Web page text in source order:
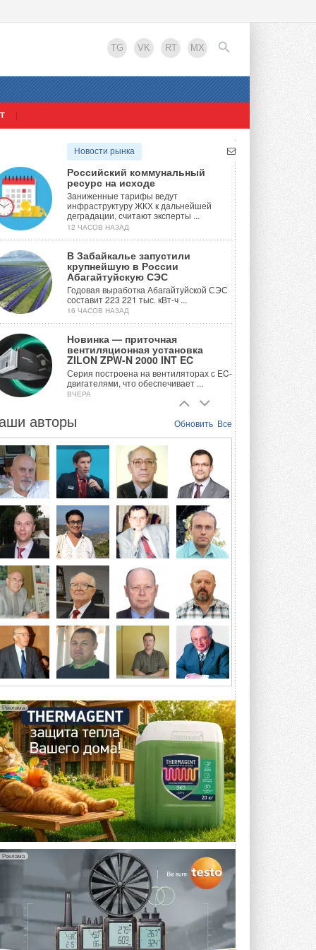
TG VK RT MX
EN
Новости рынка
Российский коммунальный
ресурс на исходе
Заниженные тарифы ведут
инфраструктуру ЖКХ к дальнейшей
деградации, считают эксперты ...
12 ЧАСОВ НАЗАД
В Забайкалье запустили
крупнейшую в России
Абагайтуйскую СЭС
Годовая выработка Абагайтуйской СЭС
составит 223 221 тыс. кВт-ч ...
16 ЧАСОВ НАЗАД
Новинка — приточная
вентиляционная установка
ZILON ZPW-N 2000 INT EC
Серия построена на вентиляторах с EC-
двигателями, что обеспечивает ...
ВЧЕРА
Учёные ЮУрГУ создали
объединяющую солнечную и
геотермальную энергию
Природосберегающие технологии ...
ВЧЕРА
Для Арктики создали
технологию защиты
ветрогенераторов от аварий
Разработка учитывает влияние
мерзлоты, обледенения и снеговых ...
ВЧЕРА
Гибридный тепловой насос PV/T
с одним общим испарителем
Исследователи предложили
конструкцию двухисточникового ...
5 АВГУСТА 2026
21-й ежегодный форум
«ЦОД-2026»
отеле Radisson Slavyanskaya. Форум
посетит более двух тысяч участников ...
5 АВГУСТА 2026
Китайская Shenling представила
линейку тепловых насосов
«воздух-вода» на R290
Серия ThermaX R290 All-In-One
включает три модели ...
4 АВГУСТА 2026
Тепловые насосы в связке с
солнечной генерацией и
накопителем снижают
потребление на 60%
Исследователи из Италии установили ...
4 АВГУСТА 2026
«РУСКЛИМАТ Fest 2026» в Уфе
собрал свыше 700 профи
климатической отрасли
Обновить Все
авторы
Реклама
Реклама